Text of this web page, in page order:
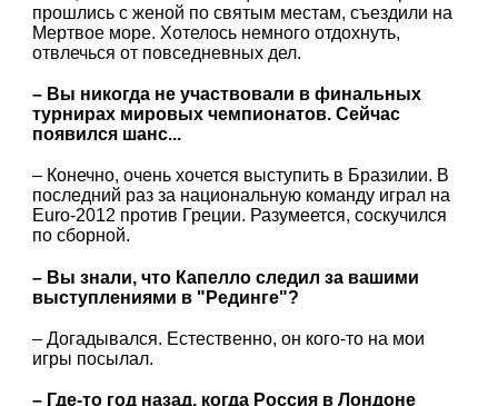
прошлись с женой по святым местам, съездили на
Мертвое море. Хотелось немного отдохнуть,
отвлечься от повседневных дел.
– Вы никогда не участвовали в финальных
турнирах мировых чемпионатов. Сейчас
появился шанс...
– Конечно, очень хочется выступить в Бразилии. В
последний раз за национальную команду играл на
Euro-2012 против Греции. Разумеется, соскучился
по сборной.
– Вы знали, что Капелло следил за вашими
выступлениями в "Рединге"?
– Догадывался. Естественно, он кого-то на мои
игры посылал.
– Где-то год назад, когда Россия в Лондоне